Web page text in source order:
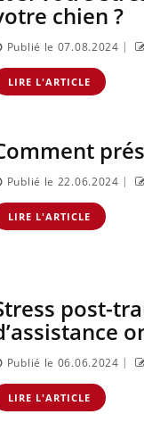
chien ?
Publié le 07.08.2024 |
LIRE L'ARTICLE
Publié le 22.06.2024 |
LIRE L'ARTICLE
post-
Publié le 06.06.2024 |
LIRE L'ARTICLE